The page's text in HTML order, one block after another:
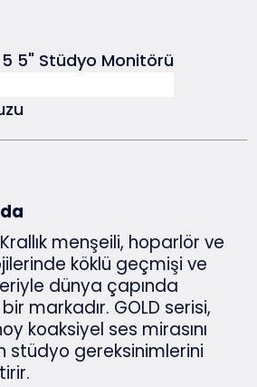
5 5" Stüdyo Monitörü
menşeili, hoparlör ve
köklü geçmişi ve
dünya çapında
markadır. GOLD serisi,
koaksiyel ses mirasını
stüdyo gereksinimlerini